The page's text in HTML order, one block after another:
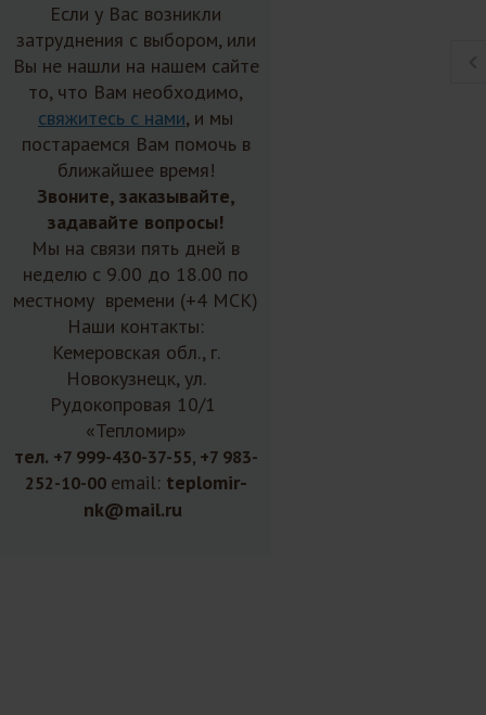
Если у Вас возникли
затруднения с выбором, или
Вы не нашли на нашем сайте
то, что Вам необходимо,
свяжитесь с нами, и мы
постараемся Вам помочь в
ближайшее время!
Звоните, заказывайте,
задавайте вопросы!
Мы на связи пять дней в
неделю с 9.00 до 18.00 по
местному времени (+4 МСК)
Наши контакты:
Кемеровская обл., г.
Новокузнецк, ул.
Рудокопровая 10/1
«Тепломир»
тел. +7 999-430-37-55, +7 983-
252-10-00 email: teplomir-
nk@mail.ru